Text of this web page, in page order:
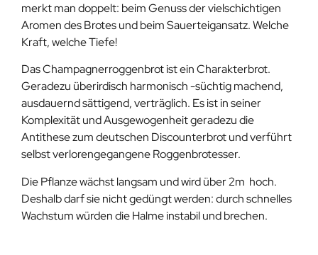
merkt man doppelt: beim Genuss der vielschichtigen
Aromen des Brotes und beim Sauerteigansatz. Welche
Kraft, welche Tiefe!
Das Champagnerroggenbrot ist ein Charakterbrot.
Geradezu überirdisch harmonisch -süchtig machend,
ausdauernd sättigend, verträglich. Es ist in seiner
Komplexität und Ausgewogenheit geradezu die
Antithese zum deutschen Discounterbrot und verführt
selbst verlorengegangene Roggenbrotesser.
Die Pflanze wächst langsam und wird über 2m hoch.
Deshalb darf sie nicht gedüngt werden: durch schnelles
Wachstum würden die Halme instabil und brechen.